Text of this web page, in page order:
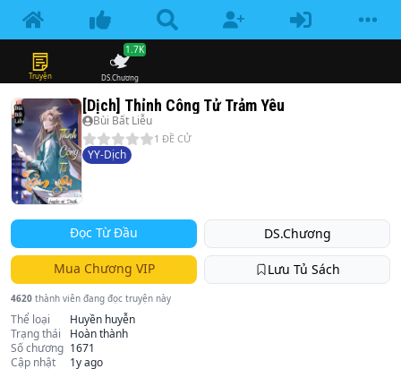
Truyện DS.Chương
1.7K
[Dịch] Thỉnh Công Tử Trảm Yêu
Bùi Bất Liễu
1 ĐỀ CỬ
YY-Dịch
Đọc Từ Đầu DS.Chương
Mua Chương VIP Lưu Tủ Sách
4620 thành viên đang đọc truyện này
Thể loại
Huyền huyễn
Trạng thái
Hoàn thành
Số chương 1671
Cập nhật
1y ago